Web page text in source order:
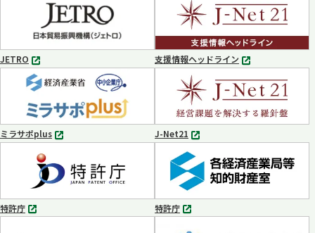
開
く
JETRO
別
タ
ブ
で
開
く
支援情報ヘッドライン
別
タ
ブ
で
開
く
ミラサポplus
別
ブ
で
開
く
J-Net21
別
タ
ブ
で
開
く
特許庁
別
特許庁
別